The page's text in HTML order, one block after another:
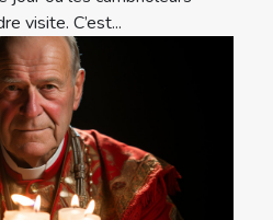
visite. C’est...